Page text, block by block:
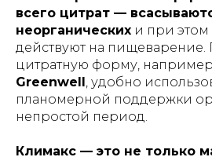
всего цитрат —
неорганических и при
действуют на
цитратную форму, например
Greenwell , удобно
планомерной поддержки
непростой период.
Климакс — это не только